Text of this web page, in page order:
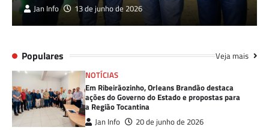
Jan Info 13 de junho de 2026
Populares Veja mais
NOTÍCIAS
Em Ribeirãozinho, Orleans Brandão destaca
ações do Governo do Estado e propostas para
a Região Tocantina
Jan Info
20 de junho de 2026